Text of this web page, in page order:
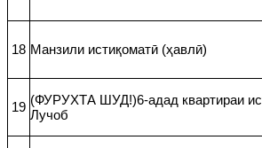
18 Манзили истиқоматӣ (ҳавлӣ)
19 (ФУРУХТА ШУД!)6-адад квартираи
Лучоб